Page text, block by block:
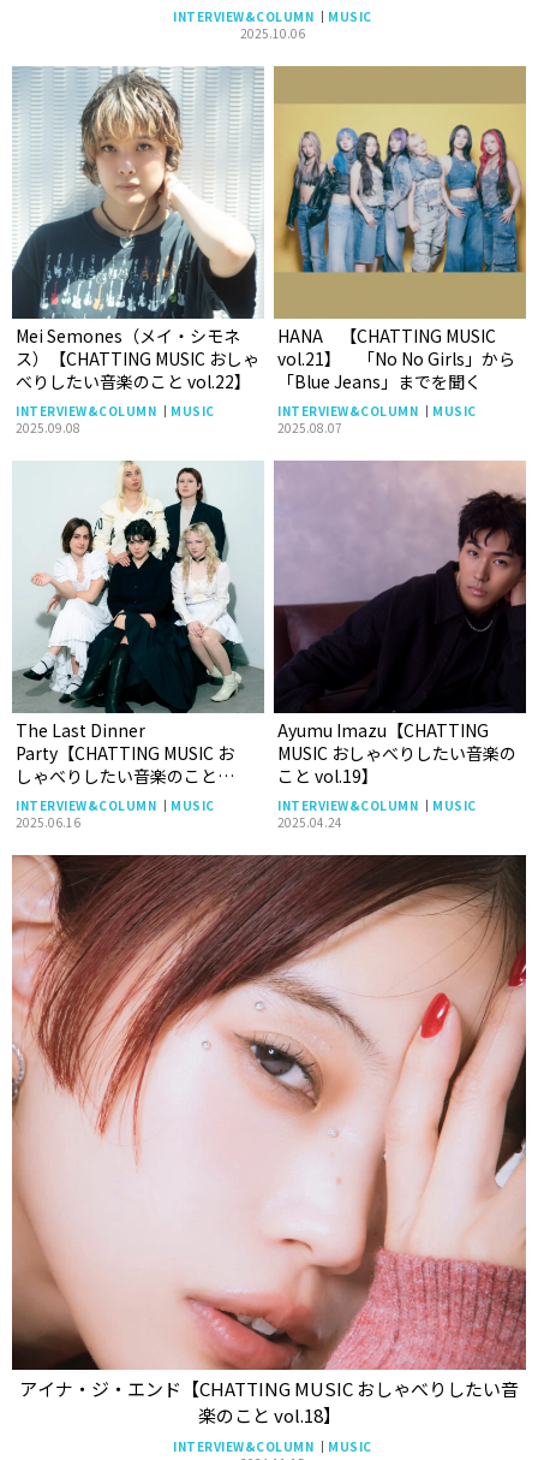
INTERVIEW&COLUMN
MUSIC
2025.10.06
Mei Semones（メイ・シモネ
ス）【CHATTING MUSIC おしゃ
べりしたい音楽のこと vol.22】
INTERVIEW&COLUMN
MUSIC
2025.09.08
HANA 【CHATTING MUSIC
vol.21】 「No No Girls」から
「Blue Jeans」までを聞く
INTERVIEW&COLUMN
MUSIC
2025.08.07
The Last Dinner
Party【CHATTING MUSIC お
しゃべりしたい音楽のこと
vol.20】
INTERVIEW&COLUMN
MUSIC
2025.06.16
Ayumu Imazu【CHATTING
MUSIC おしゃべりしたい音楽の
こと vol.19】
INTERVIEW&COLUMN
MUSIC
2025.04.24
アイナ・ジ・エンド【CHATTING MUSIC おしゃべりしたい音
楽のこと vol.18】
INTERVIEW&COLUMN
MUSIC